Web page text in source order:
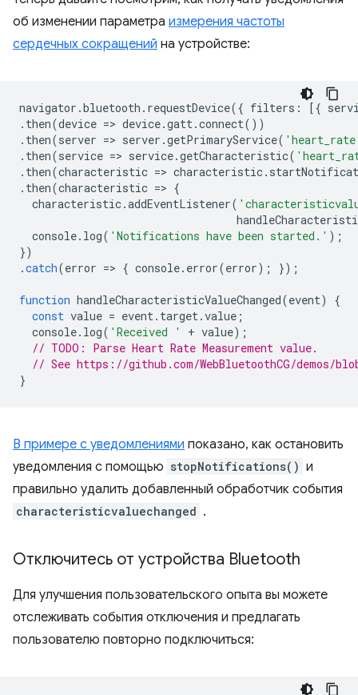
об изменении параметра измерения частоты
сердечных сокращений на устройстве:
navigator .bluetooth . requestDevice({ filters : [{
. then(device => device.gatt.connect())
. then(server => server .getPrimaryService(
. then(service => service.getCharacteristic(
. then(characteristic => characteristic.
. then(characteristic => {
characteristic.addEventListener(
console. log( 'Notifications have been started.' );
})
.catch(error => { console. error(error); });
function handleCharacteristicValueChanged(event)
{
const value = event. target.value ;
console. log( 'Received ' + value);
// TODO: Parse Heart Rate Measurement value.
// See https://github.com/WebBluetoothCG/demos/
}
В примере с уведомлениями показано, как остановить
уведомления с помощью stopNotifications() и
правильно удалить добавленный обработчик события
characteristicvaluechanged .
Отключитесь от устройства Bluetooth
Для улучшения пользовательского опыта вы можете
отслеживать события отключения и предлагать
пользователю повторно подключиться: